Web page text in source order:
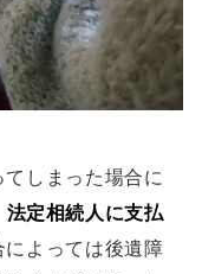
しまった場合に
法定相続人に支払
によっては後遺障